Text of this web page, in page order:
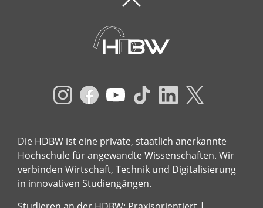
Die HDBW ist eine private, staatlich anerkannte
Hochschule für angewandte Wissenschaften. Wir
verbinden Wirtschaft, Technik und Digitalisierung
in innovativen Studiengängen.